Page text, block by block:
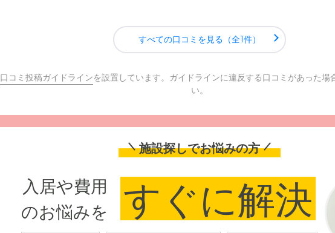
すべての口コミを見る（全1件）
口コミ投稿ガイドラインを設置しています。ガイドラインに違反する口コミがあった場
い。
施設探しでお悩みの方
入居や費用
のお悩みを
すぐに解決